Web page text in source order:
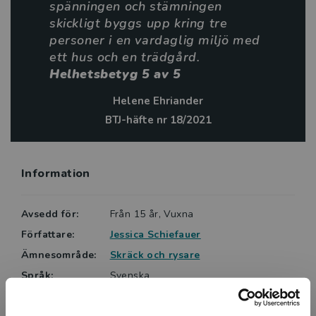
spänningen och stämningen
skickligt byggs upp kring tre
personer i en vardaglig miljö med
ett hus och en trädgård.
Helhetsbetyg 5 av 5
Helene Ehriander
BTJ-häfte nr 18/2021
Information
Avsedd för:
Från 15 år, Vuxna
Författare:
Jessica Schiefauer
Ämnesområde:
Skräck och rysare
Språk:
Svenska